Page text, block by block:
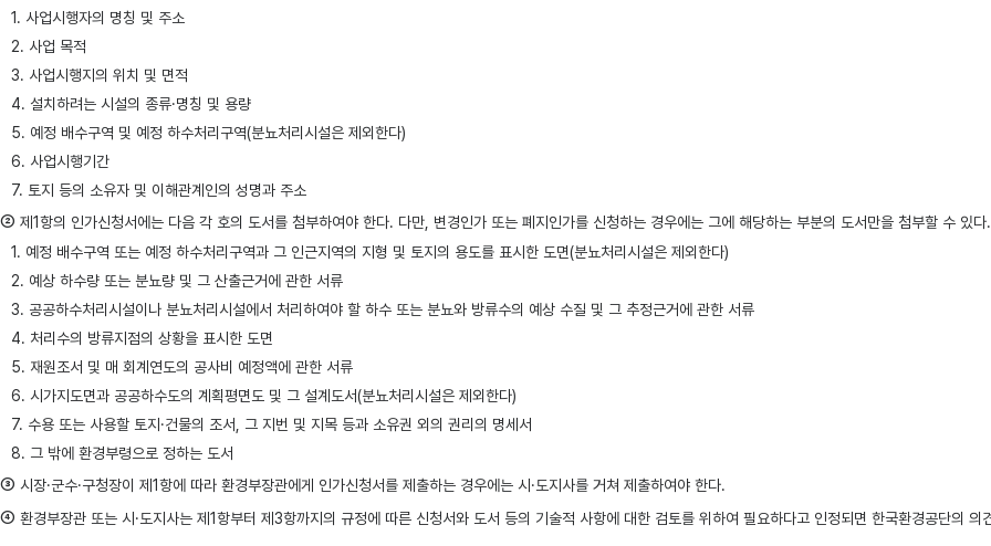
1. 사업시행자의 명칭 및 주소
2. 사업 목적
3. 사업시행지의 위치 및 면적
4. 설치하려는 시설의 종류·명칭 및 용량
5. 예정 배수구역 및 예정 하수처리구역(분뇨처리시설은 제외한다)
6. 사업시행기간
7. 토지 등의 소유자 및 이해관계인의 성명과 주소
② 제1항의 인가신청서에는 다음 각 호의 도서를 첨부하여야 한다. 다만, 변경인가 또는 폐지인가를 신청하는 경우에는 그에 해당하는 부분의 도서만을 첨부할 수 있다.
1. 예정 배수구역 또는 예정 하수처리구역과 그 인근지역의 지형 및 토지의 용도를 표시한 도면(분뇨처리시설은 제외한다)
2. 예상 하수량 또는 분뇨량 및 그 산출근거에 관한 서류
3. 공공하수처리시설이나 분뇨처리시설에서 처리하여야 할 하수 또는 분뇨와 방류수의 예상 수질 및 그 추정근거에 관한 서류
4. 처리수의 방류지점의 상황을 표시한 도면
5. 재원조서 및 매 회계연도의 공사비 예정액에 관한 서류
6. 시가지도면과 공공하수도의 계획평면도 및 그 설계도서(분뇨처리시설은 제외한다)
7. 수용 또는 사용할 토지·건물의 조서, 그 지번 및 지목 등과 소유권 외의 권리의 명세서
8. 그 밖에 환경부령으로 정하는 도서
③ 시장·군수·구청장이 제1항에 따라 환경부장관에게 인가신청서를 제출하는 경우에는 시·도지사를 거쳐 제출하여야 한다.
④ 환경부장관 또는 시·도지사는 제1항부터 제3항까지의 규정에 따른 신청서와 도서 등의 기술적 사항에 대한 검토를 위하여 필요하다고 인정되면 한국환경공단의